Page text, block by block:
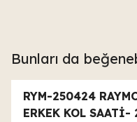
Bunları da
RYM-250424
ERKEK KOL